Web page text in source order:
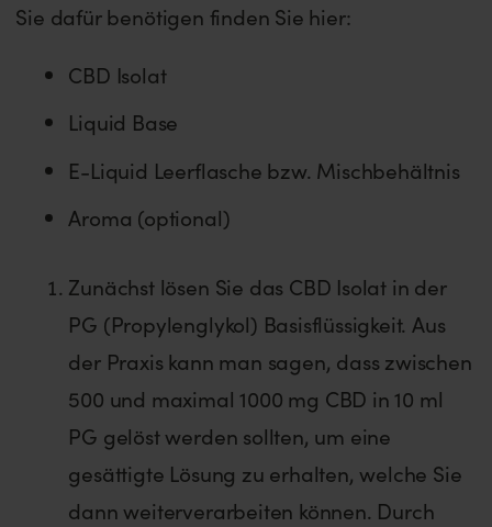
Sie dafür benötigen finden Sie hier:
CBD Isolat
Liquid Base
E-Liquid Leerflasche bzw. Mischbehältnis
Aroma (optional)
Zunächst lösen Sie das CBD Isolat in der
PG (Propylenglykol) Basisflüssigkeit. Aus
der Praxis kann man sagen, dass zwischen
500 und maximal 1000 mg CBD in 10 ml
PG gelöst werden sollten, um eine
gesättigte Lösung zu erhalten, welche Sie
dann weiterverarbeiten können. Durch